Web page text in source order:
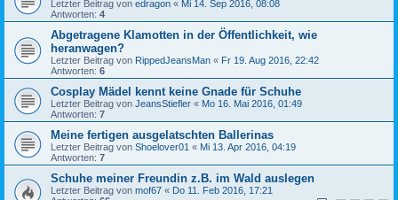
Letzter Beitrag von edragon « Mi 14. Sep 2016, 08:08
Antworten: 4
Abgetragene Klamotten in der Öffentlichkeit, wie
heranwagen?
Letzter Beitrag von RippedJeansMan « Fr 19. Aug 2016, 22:42
Antworten: 6
Cosplay Mädel kennt keine Gnade für Schuhe
Letzter Beitrag von JeansStiefler « Mo 16. Mai 2016, 01:49
Antworten: 7
Meine fertigen ausgelatschten Ballerinas
Letzter Beitrag von Shoelover01 « Mi 13. Apr 2016, 04:19
Antworten: 7
Schuhe meiner Freundin z.B. im Wald auslegen
Letzter Beitrag von mof67 « Do 11. Feb 2016, 17:21